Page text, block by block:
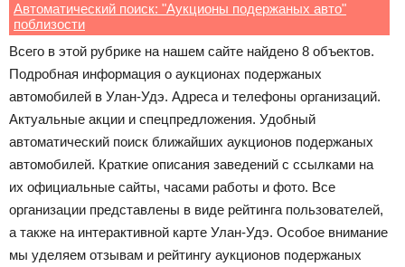
Автоматический поиск: "Аукционы подержаных авто"
поблизости
Всего в этой рубрике на нашем сайте найдено 8 объектов.
Подробная информация о аукционах подержаных
автомобилей в Улан-Удэ. Адреса и телефоны организаций.
Актуальные акции и спецпредложения. Удобный
автоматический поиск ближайших аукционов подержаных
автомобилей. Краткие описания заведений с ссылками на
их официальные сайты, часами работы и фото. Все
организации представлены в виде рейтинга пользователей,
а также на интерактивной карте Улан-Удэ. Особое внимание
мы уделяем отзывам и рейтингу аукционов подержаных